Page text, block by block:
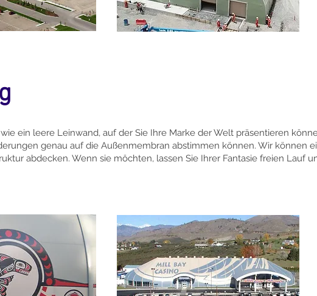
ein leere Leinwand, auf der Sie Ihre Marke der Welt präsentieren
genau auf die Außenmembran abstimmen können. Wir können
abdecken. Wenn sie möchten, lassen Sie Ihrer Fantasie freien Lauf